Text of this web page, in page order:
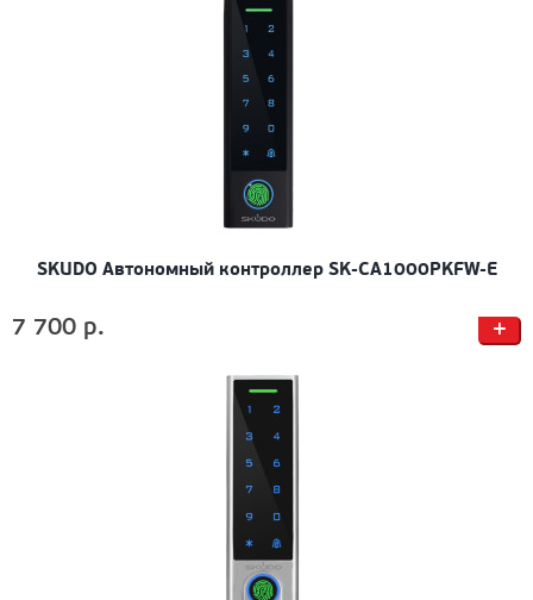
SKUDO Автономный контроллер SK-CA1000PKFW-E
7 700 р. +